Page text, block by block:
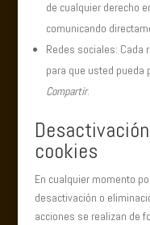
de cualquier derecho
comunicando
Redes sociales: Cada
para que usted pueda
Compartir.
cookies
En cualquier momento
desactivación o
acciones se realizan de